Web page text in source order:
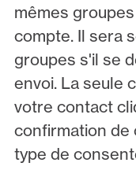
mêmes
compte. Il sera
groupes s'il se
envoi. La seule
votre contact
confirmation de
type de